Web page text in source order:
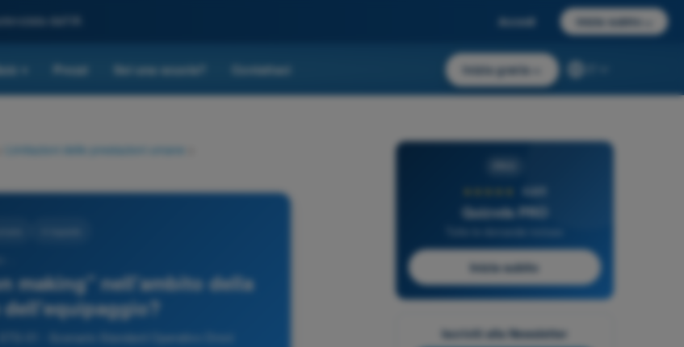
dall'IA Accedi Inizia subito
Prezzi Sei una scuola? Contattaci Inizia gratis
Limitazioni delle prestazioni umane
making" nell'ambito della
01 - Scenario Standard Operativo Droni
4,6/5
Quizvds PRO
Inizia subito
Iscriviti alla Newsletter